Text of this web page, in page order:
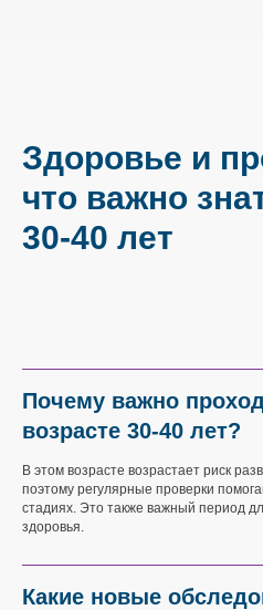
Здоровье и
что важно
30-40 лет
Почему важно
возрасте 30-40 лет?
В этом возрасте возрастает риск
поэтому регулярные проверки
стадиях. Это также важный период
здоровья.
Какие новые